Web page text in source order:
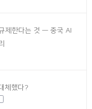
제한다는 것 — 중국 AI
체했다?